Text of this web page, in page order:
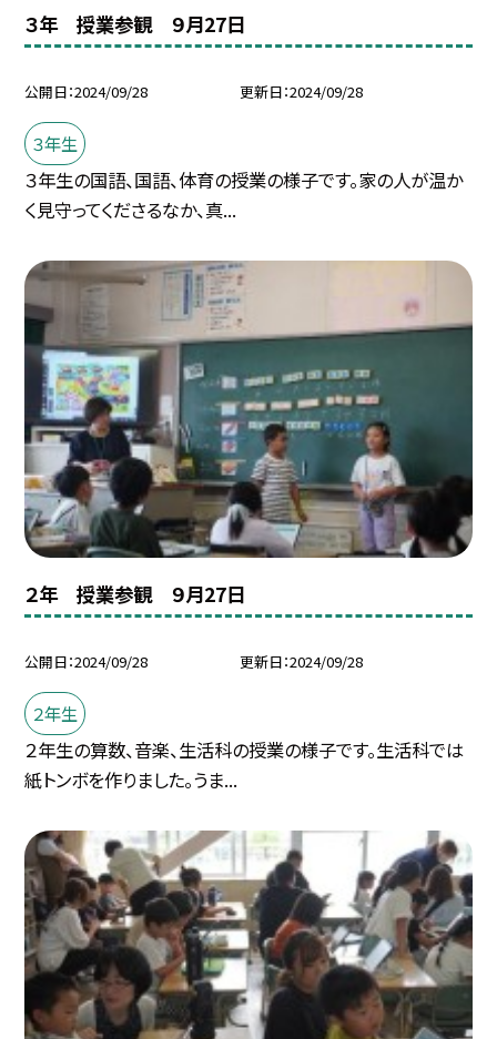
３年 授業参観 ９月27日
公開日 2024/09/28 更新日 2024/09/28
３年生
３年生の国語、国語、体育の授業の様子です。家の人が温か
く見守ってくださるなか、真...
２年 授業参観 ９月27日
公開日 2024/09/28 更新日 2024/09/28
２年生
２年生の算数、音楽、生活科の授業の様子です。生活科では
紙トンボを作りました。うま...